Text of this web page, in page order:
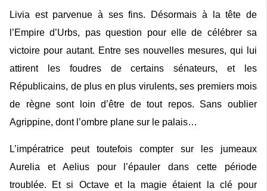
Livia est parvenue à ses fins. Désormais à la tête de
l’Empire d’Urbs, pas question pour elle de célébrer sa
victoire pour autant. Entre ses nouvelles mesures, qui lui
attirent les foudres de certains sénateurs, et les
Républicains, de plus en plus virulents, ses premiers mois
de règne sont loin d’être de tout repos. Sans oublier
Agrippine, dont l’ombre plane sur le palais…
L’impératrice peut toutefois compter sur les jumeaux
Aurelia et Aelius pour l’épauler dans cette période
troublée. Et si Octave et la magie étaient la clé pour